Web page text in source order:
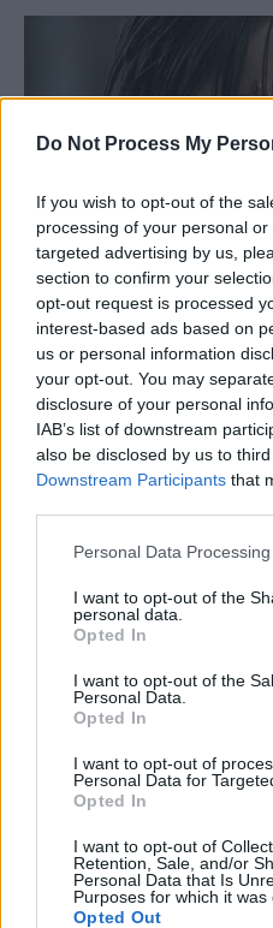
Do Not Process My
If you wish to opt-out of the
processing of your personal
targeted advertising by us,
section to confirm your
opt-out request is processed
interest-based ads based on
us or personal information
your opt-out. You may
disclosure of your personal
IAB’s list of downstream
also be disclosed by us to
Downstream Participants that
Personal Data
I want to opt-out of the
personal data.
Opted In
I want to opt-out of the
Personal Data.
Opted In
I want to opt-out of
Personal Data for
Opted In
I want to opt-out of
Retention, Sale, and/or
Personal Data that Is
Purposes for which it was
Opted Out